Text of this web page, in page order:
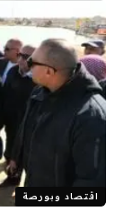
اقتصاد وبورصة